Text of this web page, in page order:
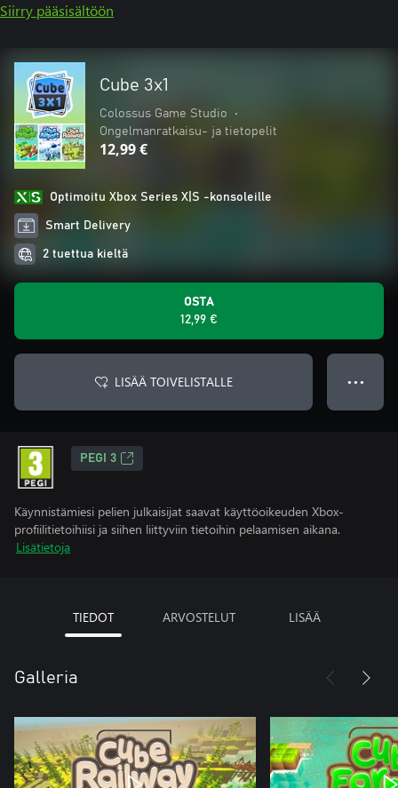
Siirry pääsisältöön
Cube 3x1
Colossus Game Studio
•
Ongelmanratkaisu- ja tietopelit
12,99 €
Optimoitu Xbox Series X|S -konsoleille
Smart Delivery
2 tuettua kieltä
OSTA
12,99 €
LISÄÄ TOIVELISTALLE ● ● ●
PEGI 3
Käynnistämiesi pelien julkaisijat saavat käyttöoikeuden Xbox-
profiilitietoihiisi ja siihen liittyviin tietoihin pelaamisen aikana.
Lisätietoja
TIEDOT ARVOSTELUT LISÄÄ
Galleria